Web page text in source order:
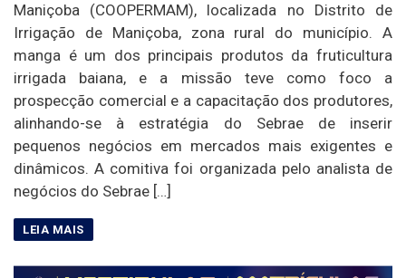
Maniçoba (COOPERMAM), localizada no Distrito de
Irrigação de Maniçoba, zona rural do município. A
manga é um dos principais produtos da fruticultura
irrigada baiana, e a missão teve como foco a
prospecção comercial e a capacitação dos produtores,
alinhando-se à estratégia do Sebrae de inserir
pequenos negócios em mercados mais exigentes e
dinâmicos. A comitiva foi organizada pelo analista de
negócios do Sebrae […]